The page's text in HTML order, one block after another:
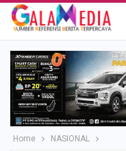
Home NASIONAL